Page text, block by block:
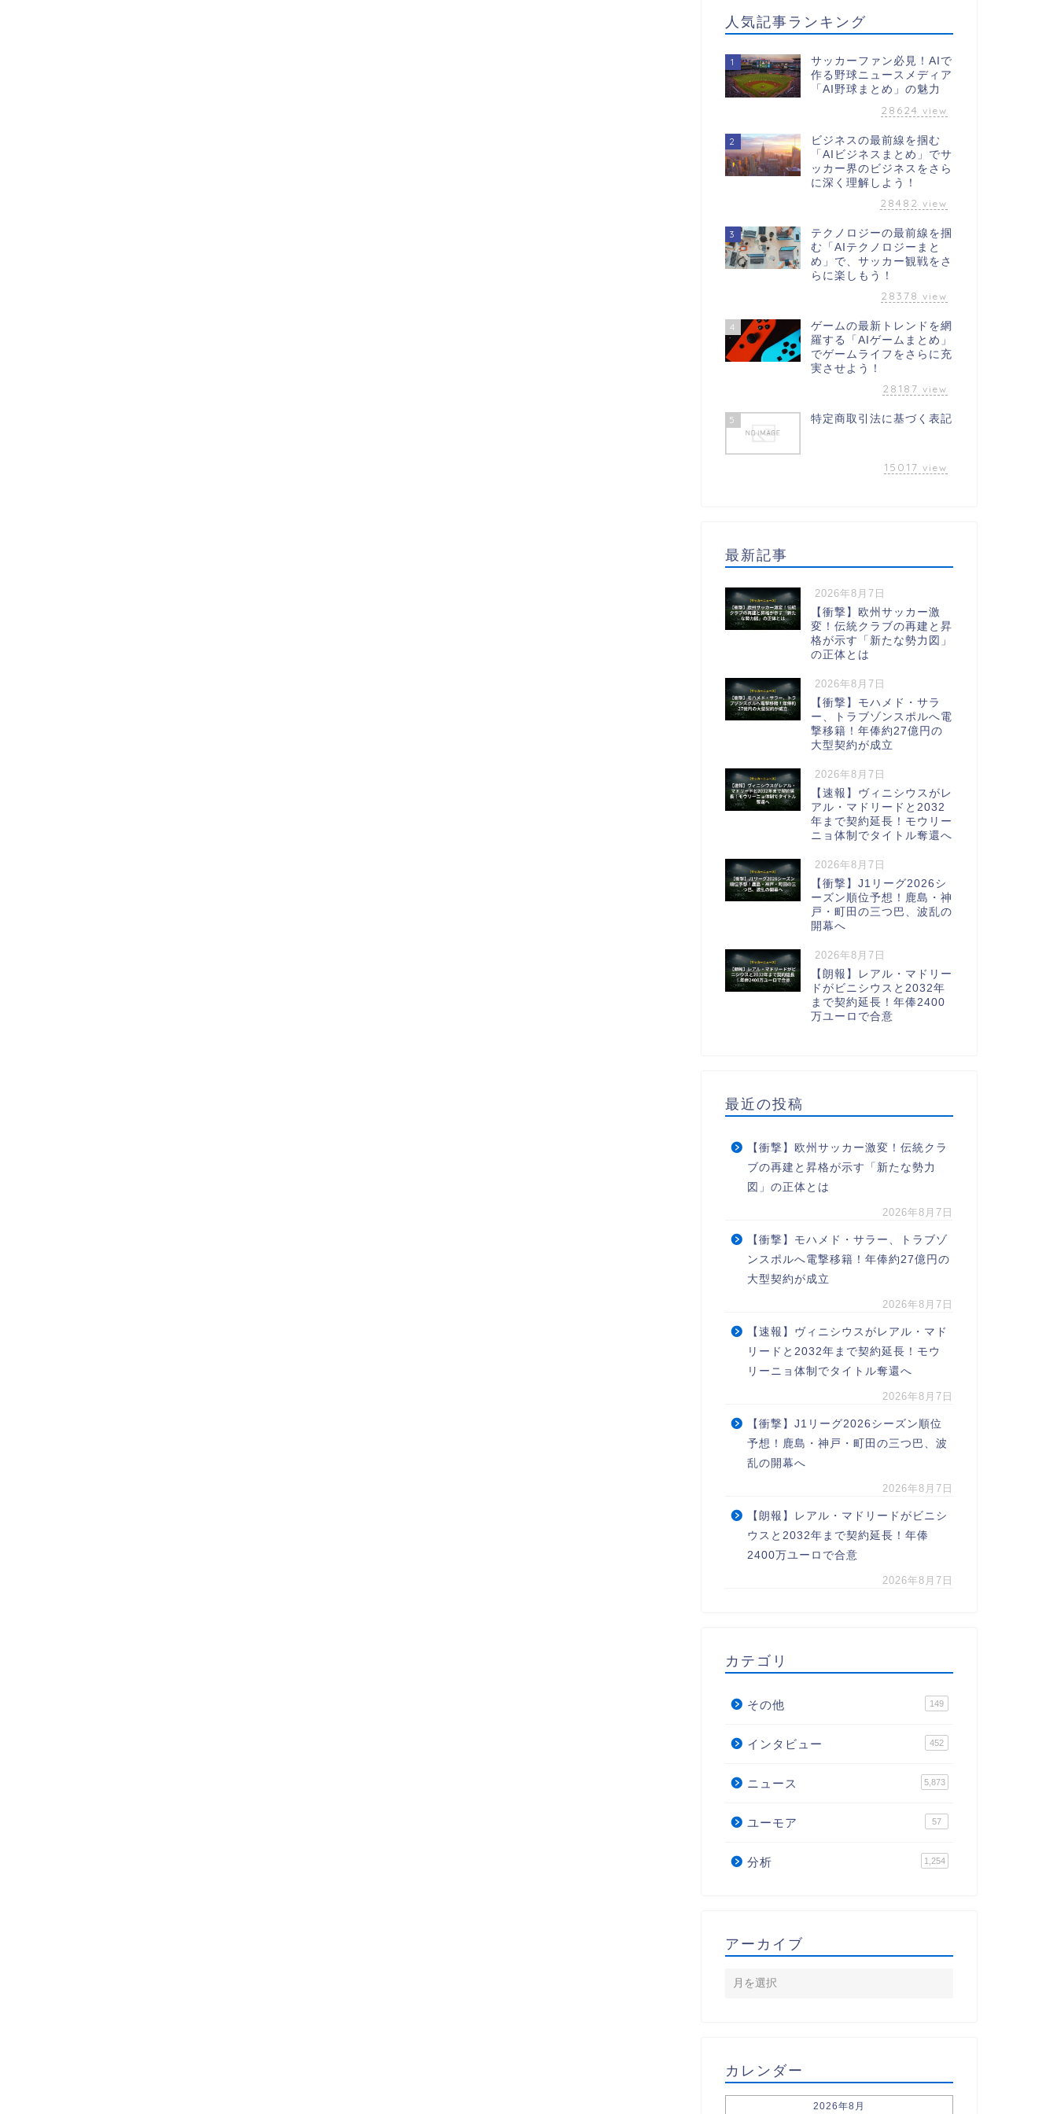
人気記事ランキング
1
サッカーファン必見！AIで
作る野球ニュースメディア
「AI野球まとめ」の魅力
28624 view
2
ビジネスの最前線を掴む
「AIビジネスまとめ」でサ
ッカー界のビジネスをさら
に深く理解しよう！
28482 view
3
テクノロジーの最前線を掴
む「AIテクノロジーまと
め」で、サッカー観戦をさ
らに楽しもう！
28378 view
4
ゲームの最新トレンドを網
羅する「AIゲームまとめ」
でゲームライフをさらに充
実させよう！
28187 view
5 特定商取引法に基づく表記
15017 view
最新記事
2026年8月7日
【衝撃】欧州サッカー激
変！伝統クラブの再建と昇
格が示す「新たな勢力図」
の正体とは
2026年8月7日
【衝撃】モハメド・サラ
ー、トラブゾンスポルへ電
撃移籍！年俸約27億円の
大型契約が成立
2026年8月7日
【速報】ヴィニシウスがレ
アル・マドリードと2032
年まで契約延長！モウリー
ニョ体制でタイトル奪還へ
2026年8月7日
【衝撃】J1リーグ2026シ
ーズン順位予想！鹿島・神
戸・町田の三つ巴、波乱の
開幕へ
2026年8月7日
【朗報】レアル・マドリー
ドがビニシウスと2032年
まで契約延長！年俸2400
万ユーロで合意
最近の投稿
【衝撃】欧州サッカー激変！伝統クラ
ブの再建と昇格が示す「新たな勢力
図」の正体とは
2026年8月7日
【衝撃】モハメド・サラー、トラブゾ
ンスポルへ電撃移籍！年俸約27億円の
大型契約が成立
2026年8月7日
【速報】ヴィニシウスがレアル・マド
リードと2032年まで契約延長！モウ
リーニョ体制でタイトル奪還へ
2026年8月7日
【衝撃】J1リーグ2026シーズン順位
予想！鹿島・神戸・町田の三つ巴、波
乱の開幕へ
2026年8月7日
【朗報】レアル・マドリードがビニシ
ウスと2032年まで契約延長！年俸
2400万ユーロで合意
2026年8月7日
カテゴリ
その他 149
インタビュー 452
ニュース 5,873
ユーモア 57
分析 1,254
アーカイブ
カレンダー
2026年8月